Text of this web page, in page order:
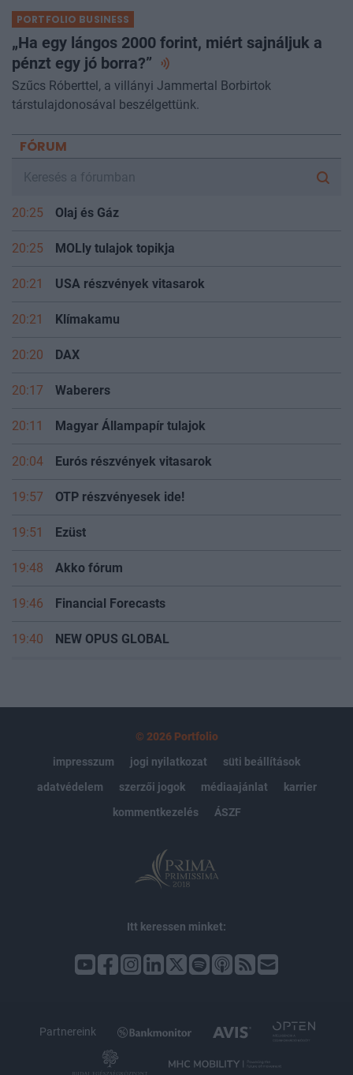
PORTFOLIO BUSINESS
„Ha egy lángos 2000 forint, miért sajnáljuk a
pénzt egy jó borra?”
Szűcs Róberttel, a villányi Jammertal Borbirtok
társtulajdonosával beszélgettünk.
FÓRUM
20:25 Olaj és Gáz
20:25 MOLly tulajok topikja
20:21 USA részvények vitasarok
20:21 Klímakamu
20:20 DAX
20:17 Waberers
20:11 Magyar Állampapír tulajok
20:04 Eurós részvények vitasarok
19:57 OTP részvényesek ide!
19:51 Ezüst
19:48 Akko fórum
19:46 Financial Forecasts
19:40 NEW OPUS GLOBAL
© 2026 Portfolio
impresszum
jogi nyilatkozat
süti beállítások
adatvédelem
szerzői jogok médiaajánlat
karrier
kommentkezelés
ÁSZF
Itt keressen minket:
Partnereink